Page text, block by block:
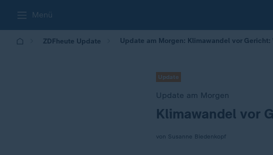
Menü
ZDFheute Update Update am Morgen: Klimawandel vor Gericht:
Update
Update am Morgen
:Klimawandel vor
von Susanne Biedenkopf